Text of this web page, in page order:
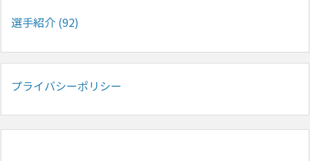
選手紹介 (92)
プライバシーポリシー